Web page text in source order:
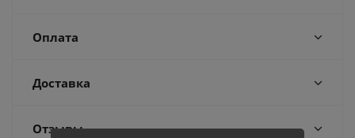
Оплата
Доставка
Отзывы